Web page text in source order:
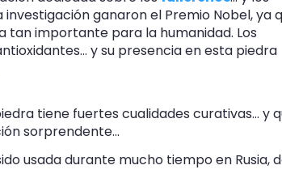
ganaron el Premio Nobel, ya
tan importante para la humanidad. Los
y su presencia en esta piedra
tiene fuertes cualidades curativas...
sorprendente...
usada durante mucho tiempo en Rusia,